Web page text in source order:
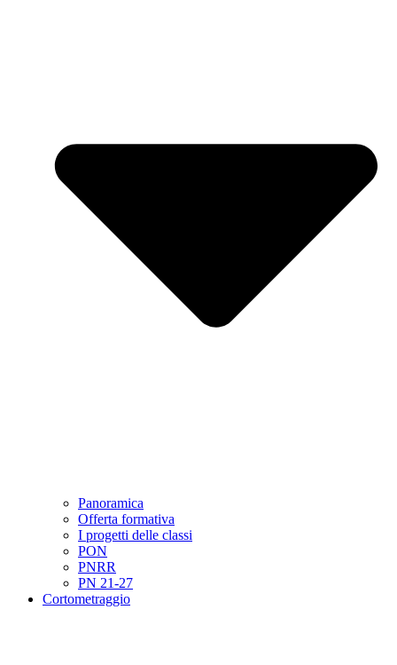
Panoramica
Offerta formativa
I progetti delle classi
PON
PNRR
PN 21-27
Cortometraggio